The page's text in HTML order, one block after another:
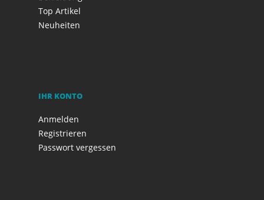
Top Artikel
Neuheiten
IHR KONTO
Anmelden
Registrieren
Passwort vergessen